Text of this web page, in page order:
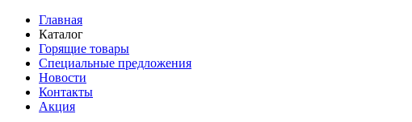
Главная
Каталог
Горящие товары
Специальные предложения
Новости
Контакты
Акция